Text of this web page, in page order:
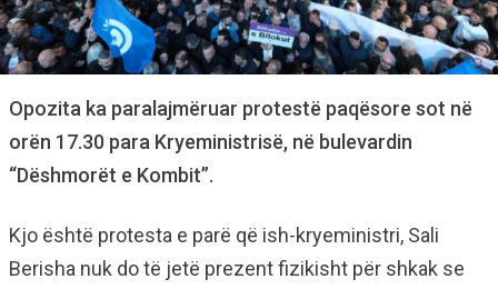
Opozita ka paralajmëruar protestë paqësore sot në
orën 17.30 para Kryeministrisë, në bulevardin
“Dëshmorët e Kombit”.
Kjo është protesta e parë që ish-kryeministri, Sali
Berisha nuk do të jetë prezent fizikisht për shkak se